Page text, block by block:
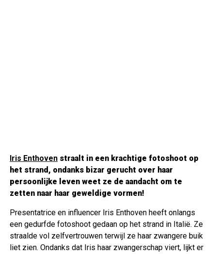
Iris Enthoven straalt in een krachtige fotoshoot op
het strand, ondanks bizar gerucht over haar
persoonlijke leven weet ze de aandacht om te
zetten naar haar geweldige vormen!
Presentatrice en influencer Iris Enthoven heeft onlangs
een gedurfde fotoshoot gedaan op het strand in Italië. Ze
straalde vol zelfvertrouwen terwijl ze haar zwangere buik
liet zien. Ondanks dat Iris haar zwangerschap viert, lijkt er